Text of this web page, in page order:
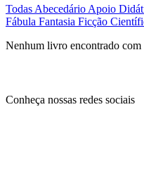
TodasAbecedárioApoio
Fábula Fantasia Ficção
Nenhum livro encontrado com
Conheça nossas redes sociais